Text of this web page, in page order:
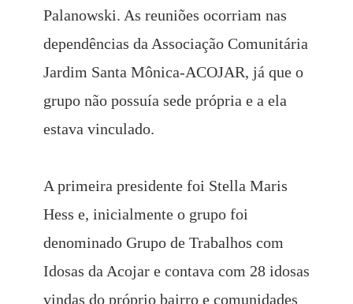
Palanowski. As reuniões ocorriam nas
dependências da Associação Comunitária
Jardim Santa Mônica-ACOJAR, já que o
grupo não possuía sede própria e a ela
estava vinculado.
A primeira presidente foi Stella Maris
Hess e, inicialmente o grupo foi
denominado Grupo de Trabalhos com
Idosas da Acojar e contava com 28 idosas
vindas do próprio bairro e comunidades